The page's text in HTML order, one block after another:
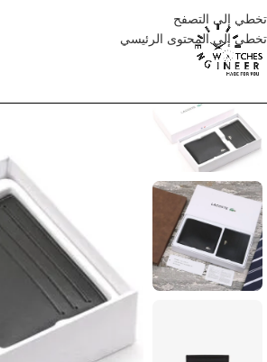
تخطي إلى التصفح
تخطي إلى المحتوى الرئيسي